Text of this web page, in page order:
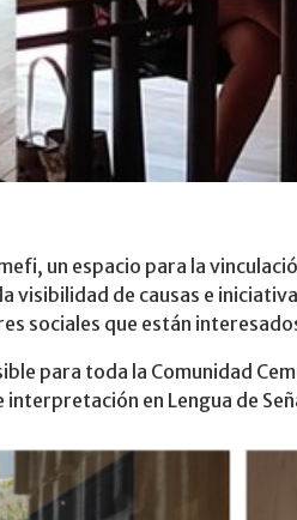
un espacio para la
visibilidad de causas e
sociales que están
para toda la Comunidad
en Lengua de